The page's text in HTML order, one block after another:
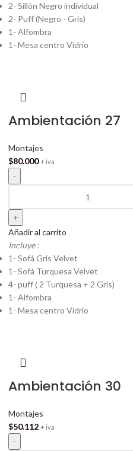
2- Sillón Negro individual
2- Puff (Negro - Gris)
1- Alfombra
1- Mesa centro Vidrio
Ambientación 27
Montajes
$80.000 + iva
Añadir al carrito
Incluye :
1- Sofá Gris Velvet
1- Sofá Turquesa Velvet
4- puff ( 2 Turquesa + 2 Gris)
1- Alfombra
1- Mesa centro Vidrio
Ambientación 30
Montajes
$50.112 + iva